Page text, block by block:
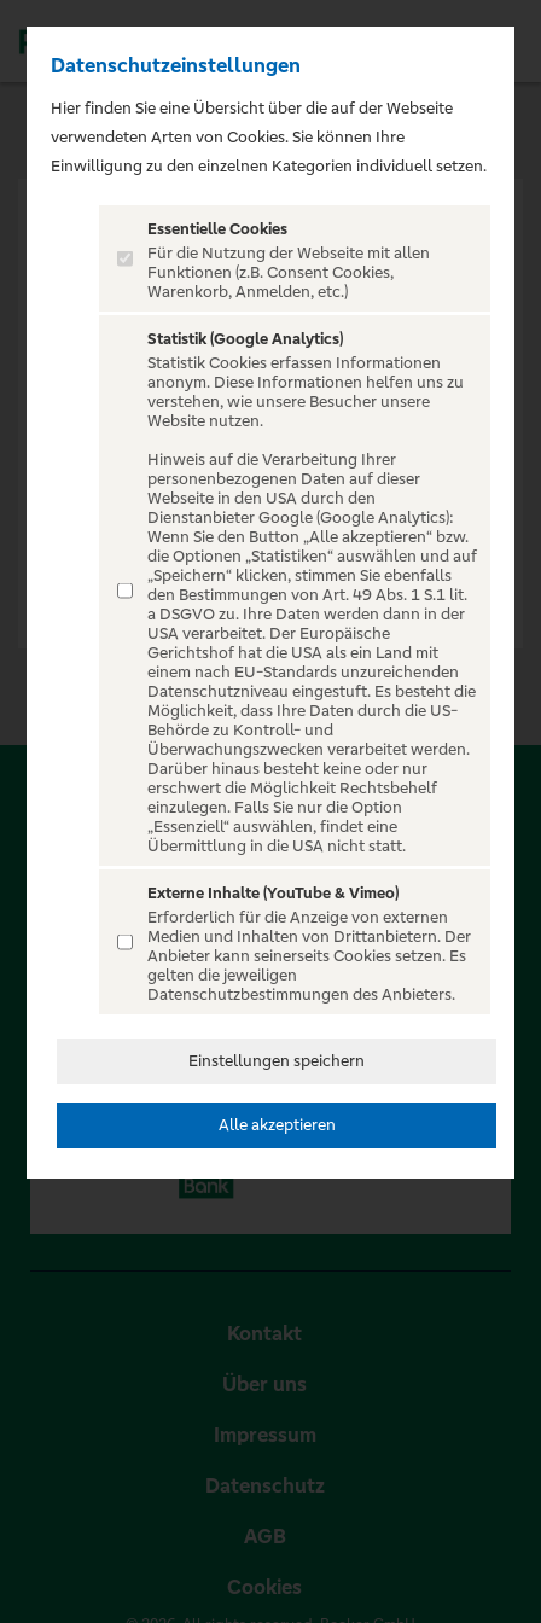
VERANSTALTUNG NICHT
GEFUNDEN
Zur Startseite
Über PSD-Entertain
Service für alle Kunden der PSD Banken. Auf unserem
einzigartigen Portal finden Sie Tickets für atemberaubende
Konzerte, Musicals und Shows, die Fußball-Bundesliga sowie
die Champions League und die Europa League.
In Zusammenarbeit mit
Kontakt
Über uns
Impressum
Datenschutz
AGB
Cookies
Datenschutzeinstellungen
Hier finden Sie eine Übersicht über die auf der Webseite
verwendeten Arten von Cookies. Sie können Ihre
Einwilligung zu den einzelnen Kategorien individuell setzen.
Essentielle Cookies
Für die Nutzung der Webseite mit allen
Funktionen (z.B. Consent Cookies,
Warenkorb, Anmelden, etc.)
Statistik (Google Analytics)
Statistik Cookies erfassen Informationen
anonym. Diese Informationen helfen uns zu
verstehen, wie unsere Besucher unsere
Website nutzen.
Hinweis auf die Verarbeitung Ihrer
personenbezogenen Daten auf dieser
Webseite in den USA durch den
Dienstanbieter Google (Google Analytics):
Wenn Sie den Button „Alle akzeptieren“ bzw.
die Optionen „Statistiken“ auswählen und auf
„Speichern“ klicken, stimmen Sie ebenfalls
den Bestimmungen von Art. 49 Abs. 1 S.1 lit.
a DSGVO zu. Ihre Daten werden dann in der
USA verarbeitet. Der Europäische
Gerichtshof hat die USA als ein Land mit
einem nach EU-Standards unzureichenden
Datenschutzniveau eingestuft. Es besteht die
Möglichkeit, dass Ihre Daten durch die US-
Behörde zu Kontroll- und
Überwachungszwecken verarbeitet werden.
Darüber hinaus besteht keine oder nur
erschwert die Möglichkeit Rechtsbehelf
einzulegen. Falls Sie nur die Option
„Essenziell“ auswählen, findet eine
Übermittlung in die USA nicht statt.
Externe Inhalte (YouTube & Vimeo)
Erforderlich für die Anzeige von externen
Medien und Inhalten von Drittanbietern. Der
Anbieter kann seinerseits Cookies setzen. Es
gelten die jeweiligen
Datenschutzbestimmungen des Anbieters.
Einstellungen speichern
Alle akzeptieren